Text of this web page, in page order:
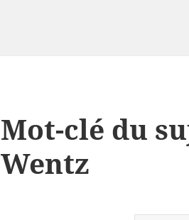
Mot-clé du
Wentz